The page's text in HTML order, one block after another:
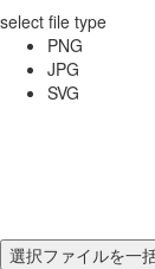
select file type
PNG
JPG
SVG